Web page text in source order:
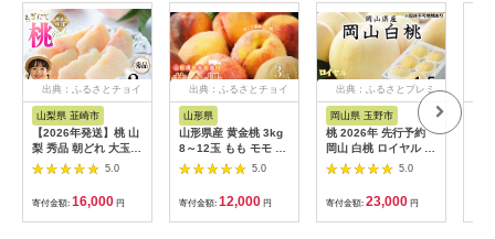
出典：ふるさとチョイ
ス
山梨県 韮崎市
【2026年発送】桃 山
梨 秀品 朝どれ 大玉
約 2.0kg 4～6玉 朝獲
れ もぎたて もも モモ
フルーツ 果物 山梨県
産 産地直送 期間限定
季節限定 冷蔵 農家直
5.0
寄付金額: 16,000 円
出典：ふるさとチョイ
ス
山形県
山形県産 黄金桃 3kg
8～12玉 もも モモ 桃
デザート フルーツ 果
物 くだもの 果実 食品
山形県 FSY-0741
5.0
寄付金額: 12,000 円
出典：ふるさとプレミ
アム
岡山県 玉野市
桃 2026年 先行予約
岡山 白桃 ロイヤル 4
～8玉 約1.5kg JA お
かやま のもも（早生
種・中生種） もも モ
モ 岡山県産 国産 フル
ーツ 果物 ギフト 甘い
5.0
寄付金額: 23,000 円